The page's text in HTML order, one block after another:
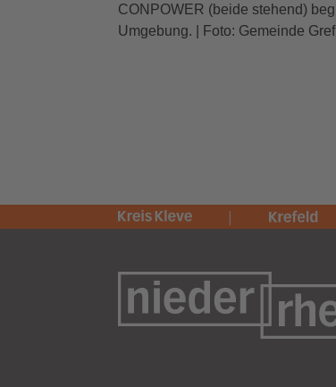
CONPOWER (beide stehend)
Umgebung. | Foto: Gemeinde